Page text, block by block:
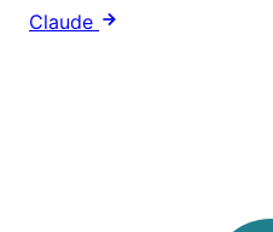
Claude